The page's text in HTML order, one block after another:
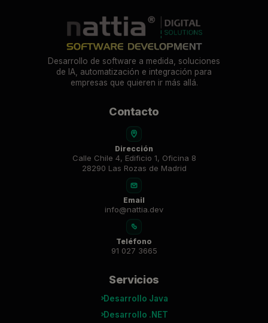
Desarrollo de software a medida, soluciones
de IA, automatización e integración para
empresas que quieren ir más allá.
Contacto
Dirección
Calle Chile 4, Edificio 1, Oficina 8
28290 Las Rozas de Madrid
Email
info@nattia.dev
Teléfono
91 027 3665
Servicios
Desarrollo Java
Desarrollo .NET